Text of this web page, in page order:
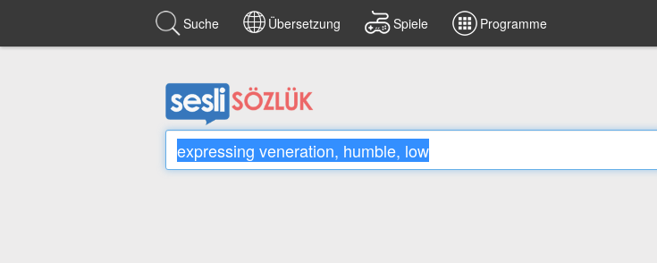
Suche Übersetzung Spiele Programme